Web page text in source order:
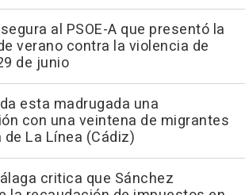
al PSOE-A que presentó la
verano contra la violencia de
de junio
esta madrugada una
con una veintena de migrantes
de La Línea (Cádiz)
critica que Sánchez